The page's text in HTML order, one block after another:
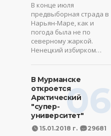
В конце июля
предвыборная страда в
Нарьян-Маре, как и
погода была не по
северному жаркой.
Ненецкий избирком…
06
В Мурманске
откроется
Арктический
"супер-
университет"
15.01.2018 г. 29681